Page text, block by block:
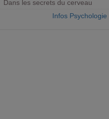
Dans les secrets du cerveau
Infos Psychologie